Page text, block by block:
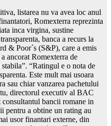
listarea nu va avea loc anul
Romexterra reprezinta
inca virgina, sustine
banca a recurs la
& Poor´s (S&P), care a emis
ancorat Romexterra de
“Ratingul e o nota de
Este mult mai usoara
sau chiar vanzarea pachetului
directorul executiv al BAC
bancii romane in
pentru a obtine un rating au
usor finantari externe, din